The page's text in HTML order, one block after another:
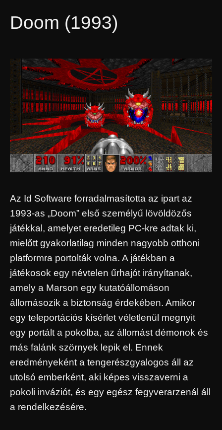
Doom (1993)
Az Id Software forradalmasította az ipart az
1993-as „Doom” első személyű lövöldözős
játékkal, amelyet eredetileg PC-kre adtak ki,
mielőtt gyakorlatilag minden nagyobb otthoni
platformra portolták volna. A játékban a
játékosok egy névtelen űrhajót irányítanak,
amely a Marson egy kutatóállomáson
állomásozik a biztonság érdekében. Amikor
egy teleportációs kísérlet véletlenül megnyit
egy portált a pokolba, az állomást démonok és
más falánk szörnyek lepik el. Ennek
eredményeként a tengerészgyalogos áll az
utolsó emberként, aki képes visszaverni a
pokoli inváziót, és egy egész fegyverarzenál áll
a rendelkezésére.